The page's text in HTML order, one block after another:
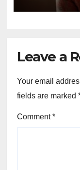
Leave a
Your email
fields are marked
Comment*